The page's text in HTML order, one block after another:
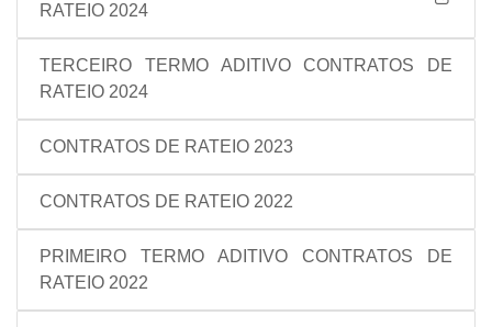
RATEIO 2024
TERCEIRO TERMO ADITIVO CONTRATOS DE
RATEIO 2024
CONTRATOS DE RATEIO 2023
CONTRATOS DE RATEIO 2022
PRIMEIRO TERMO ADITIVO CONTRATOS DE
RATEIO 2022